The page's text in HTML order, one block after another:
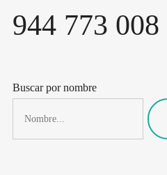
944 773 008
Buscar por nombre